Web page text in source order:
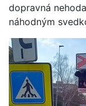
dopravná
náhodným